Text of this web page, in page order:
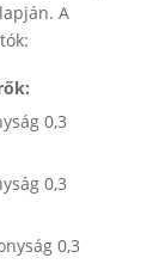
A
0,3
0,3
0,3